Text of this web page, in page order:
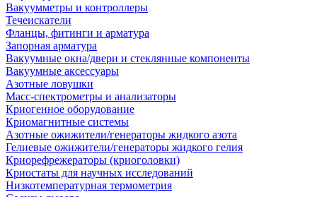
Вакуумметры и контроллеры
Течеискатели
Фланцы, фитинги и арматура
Запорная арматура
Вакуумные окна/двери и стеклянные компоненты
Вакуумные аксессуары
Азотные ловушки
Масс-спектрометры и анализаторы
Криогенное оборудование
Криомагнитные системы
Азотные ожижители/генераторы жидкого азота
Гелиевые ожижители/генераторы жидкого гелия
Криорефрежераторы (криоголовки)
Криостаты для научных исследований
Низкотемпературная термометрия